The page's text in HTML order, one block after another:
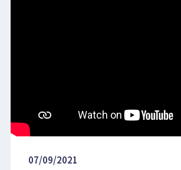
07/09/2021